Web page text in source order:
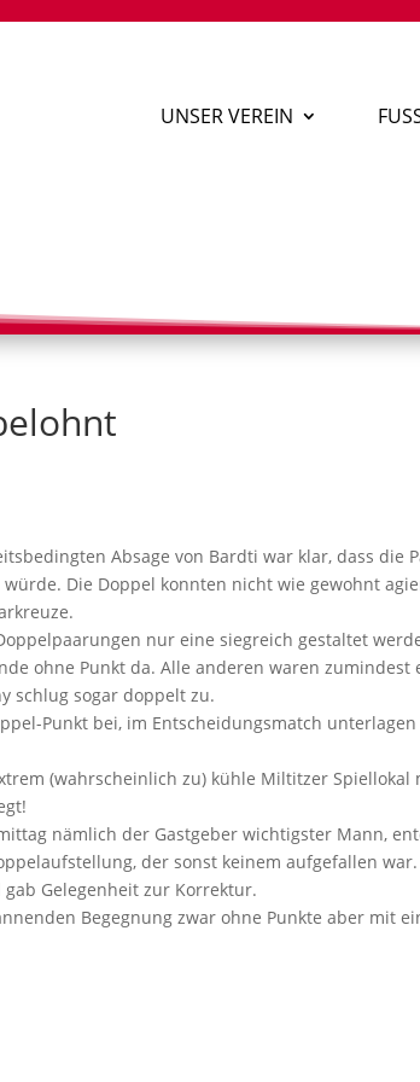
UNSER VEREIN
Absage von Bardti war klar, dass die
Die Doppel konnten nicht wie gewohnt
nur eine siegreich gestaltet
ohne Punkt da. Alle anderen waren
schlug sogar doppelt zu.
Punkt bei, im Entscheidungsmatch
(wahrscheinlich zu) kühle Miltitzer
nämlich der Gastgeber wichtigster Mann,
der sonst keinem aufgefallen
Gelegenheit zur Korrektur.
Begegnung zwar ohne Punkte aber mit